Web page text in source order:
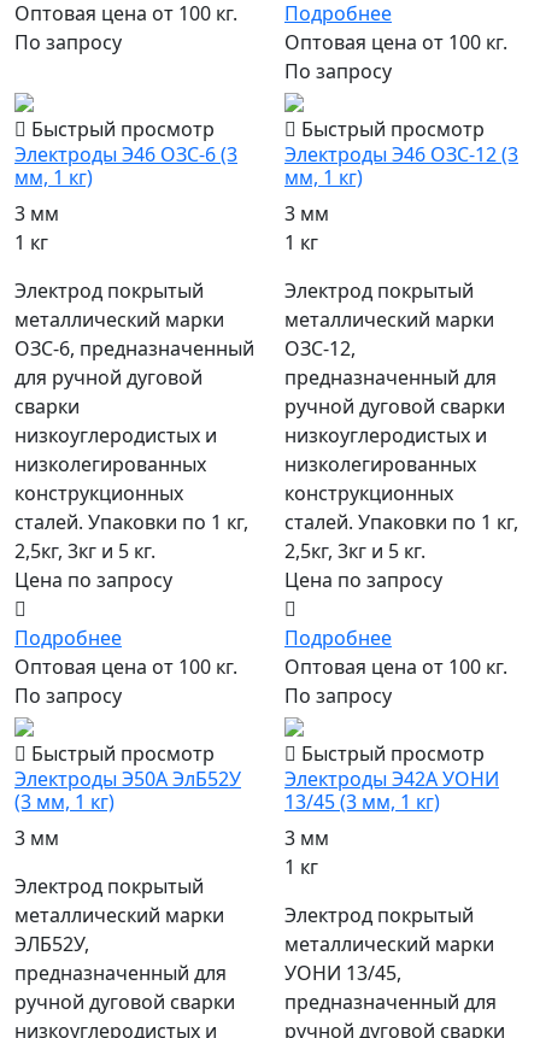
Оптовая цена от 100 кг.
По запросу
Подробнее
Оптовая цена от 100 кг.
По запросу
Быстрый просмотр
Электроды Э46 ОЗС-6 (3
мм, 1 кг)
3 мм
1 кг
Электрод покрытый
металлический марки
ОЗС-6, предназначенный
для ручной дуговой
сварки
низкоуглеродистых и
низколегированных
конструкционных
сталей. Упаковки по 1 кг,
2,5кг, 3кг и 5 кг.
Цена по запросу
Подробнее
Оптовая цена от 100 кг.
По запросу
Быстрый просмотр
Электроды Э46 ОЗС-12 (3
мм, 1 кг)
3 мм
1 кг
Электрод покрытый
металлический марки
ОЗС-12,
предназначенный для
ручной дуговой сварки
низкоуглеродистых и
низколегированных
конструкционных
сталей. Упаковки по 1 кг,
2,5кг, 3кг и 5 кг.
Цена по запросу
Подробнее
Оптовая цена от 100 кг.
По запросу
Быстрый просмотр
Электроды Э50А ЭлБ52У
(3 мм, 1 кг)
3 мм
Электрод покрытый
металлический марки
ЭЛБ52У,
предназначенный для
ручной дуговой сварки
низкоуглеродистых и
Быстрый просмотр
Электроды Э42А УОНИ
13/45 (3 мм, 1 кг)
3 мм
1 кг
Электрод покрытый
металлический марки
УОНИ 13/45,
предназначенный для
ручной дуговой сварки